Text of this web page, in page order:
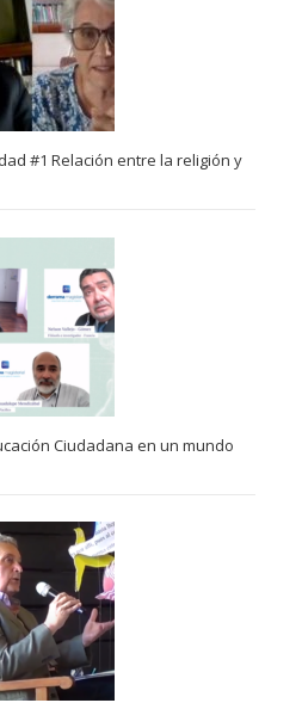
#1 Relación entre la religión y
Ciudadana en un mundo